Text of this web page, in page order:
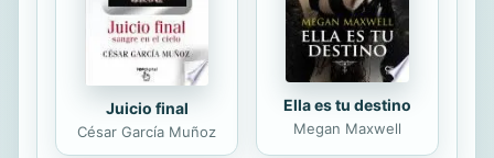
Juicio final
César García Muñoz
Ella es tu destino
Megan Maxwell